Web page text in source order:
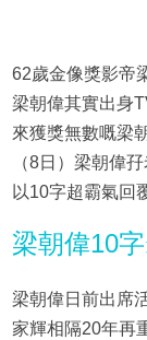
62歲金像獎影帝
梁朝偉其實出身
來獲獎無數嘅梁
（8日）梁朝偉
以10字超霸氣
梁朝偉10
梁朝偉日前出席
家輝相隔20年再